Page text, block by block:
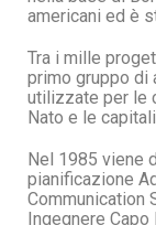
americani ed è
Tra i mille
primo gruppo di
utilizzate per le
Nato e le
Nel 1985 viene
pianificazione
Communication
Ingegnere